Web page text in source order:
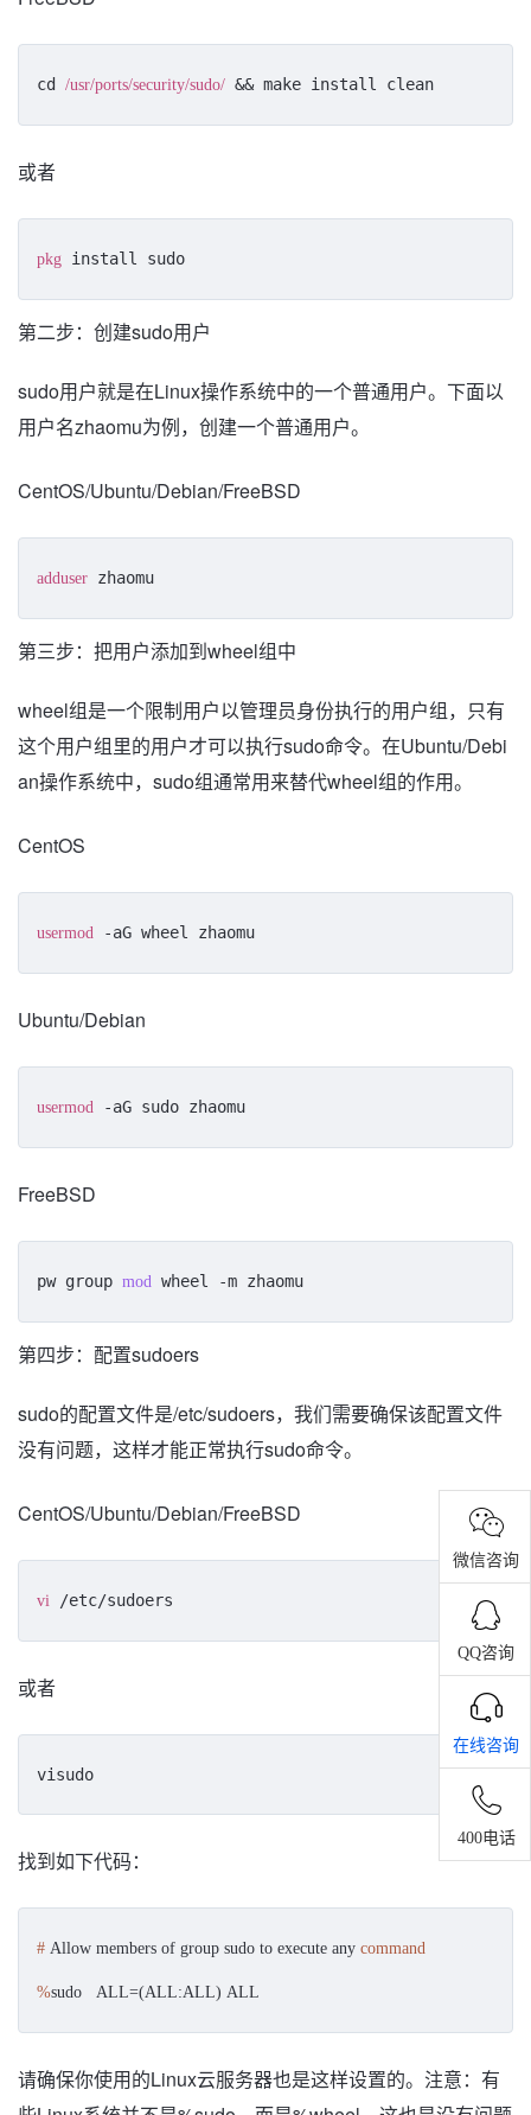
微信咨询
QQ咨询
在线咨询
400电话
cd /usr/ports/security/sudo/ && make install clean
或者
pkg install sudo
第二步：创建sudo用户
sudo用户就是在Linux操作系统中的一个普通用户。下面以
用户名zhaomu为例，创建一个普通用户。
CentOS/Ubuntu/Debian/FreeBSD
adduser zhaomu
第三步：把用户添加到wheel组中
wheel组是一个限制用户以管理员身份执行的用户组，只有
这个用户组里的用户才可以执行sudo命令。在Ubuntu/Debi
an操作系统中，sudo组通常用来替代wheel组的作用。
CentOS
usermod -aG wheel zhaomu
Ubuntu/Debian
usermod -aG sudo zhaomu
FreeBSD
pw group mod wheel -m zhaomu
第四步：配置sudoers
sudo的配置文件是/etc/sudoers，我们需要确保该配置文件
没有问题，这样才能正常执行sudo命令。
CentOS/Ubuntu/Debian/FreeBSD
vi /etc/sudoers
或者
visudo
找到如下代码：
# Allow members of group sudo to execute any command
%sudo   ALL=(ALL:ALL) ALL
请确保你使用的Linux云服务器也是这样设置的。注意：有